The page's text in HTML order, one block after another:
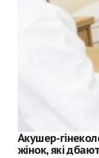
Акушер-
жінок, які